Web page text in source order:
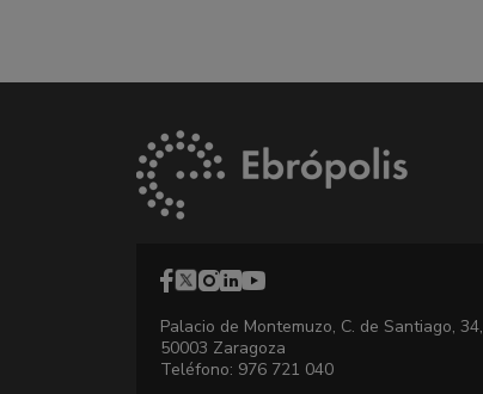
Palacio de Montemuzo, C. de Santiago, 34,
50003 Zaragoza
Teléfono: 976 721 040